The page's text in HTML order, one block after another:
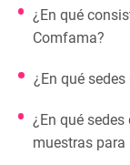
¿En qué
Comfama?
¿En qué
¿En qué
muestras para